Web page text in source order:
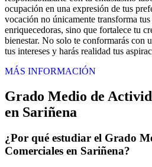
ocupación en una expresión de tus
vocación no únicamente transforma
enriquecedoras, sino que fortalece tu
bienestar. No solo te conformarás con
tus intereses y harás realidad tus
MÁS INFORMACIÓN
Grado Medio de
en Sariñena
¿Por qué estudiar el Grado
Comerciales en Sariñena?